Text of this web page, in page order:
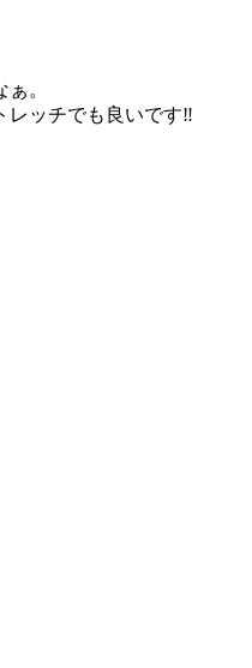
。
ッチでも良いです‼︎